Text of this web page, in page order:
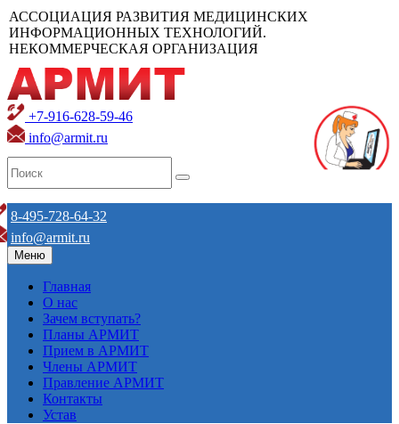
АССОЦИАЦИЯ РАЗВИТИЯ МЕДИЦИНСКИХ
ИНФОРМАЦИОННЫХ ТЕХНОЛОГИЙ.
НЕКОММЕРЧЕСКАЯ ОРГАНИЗАЦИЯ
+7-916-628-59-46
info@armit.ru
8-495-728-64-32
info@armit.ru
Меню
Главная
О нас
Зачем вступать?
Планы АРМИТ
Прием в АРМИТ
Члены АРМИТ
Правление АРМИТ
Контакты
Устав